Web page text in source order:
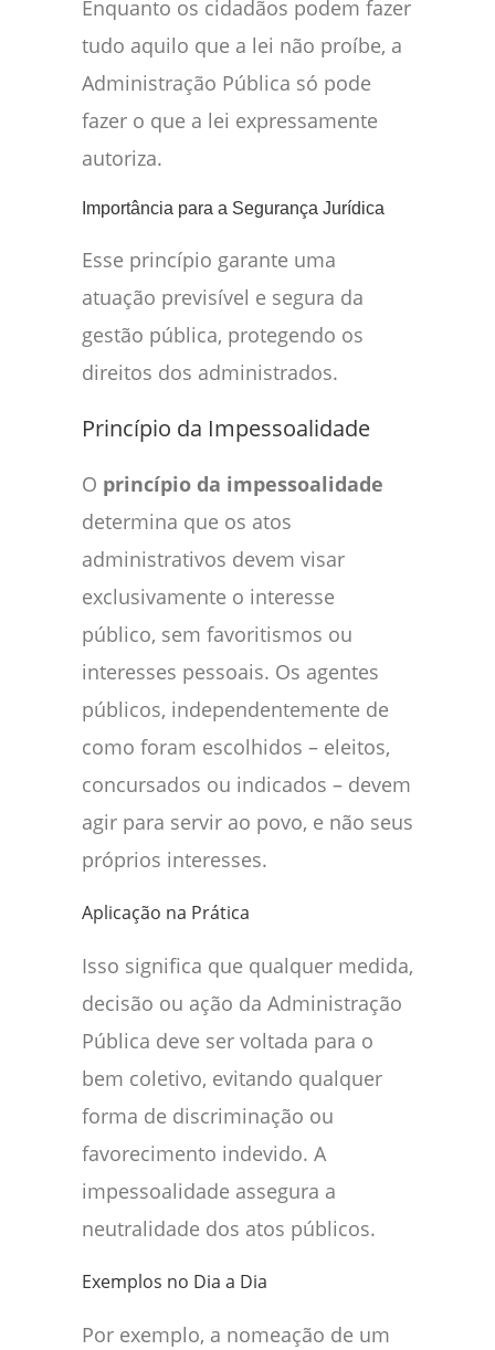
Enquanto os cidadãos podem fazer
tudo aquilo que a lei não proíbe, a
Administração Pública só pode
fazer o que a lei expressamente
autoriza.
Importância para a Segurança Jurídica
Esse princípio garante uma
atuação previsível e segura da
gestão pública, protegendo os
direitos dos administrados.
Princípio da Impessoalidade
O princípio da impessoalidade
determina que os atos
administrativos devem visar
exclusivamente o interesse
público, sem favoritismos ou
interesses pessoais. Os agentes
públicos, independentemente de
como foram escolhidos – eleitos,
concursados ou indicados – devem
agir para servir ao povo, e não seus
próprios interesses.
Aplicação na Prática
Isso significa que qualquer medida,
decisão ou ação da Administração
Pública deve ser voltada para o
bem coletivo, evitando qualquer
forma de discriminação ou
favorecimento indevido. A
impessoalidade assegura a
neutralidade dos atos públicos.
Exemplos no Dia a Dia
Por exemplo, a nomeação de um